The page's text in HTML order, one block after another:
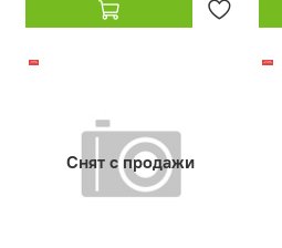
Снят с продажи
-10% -24%